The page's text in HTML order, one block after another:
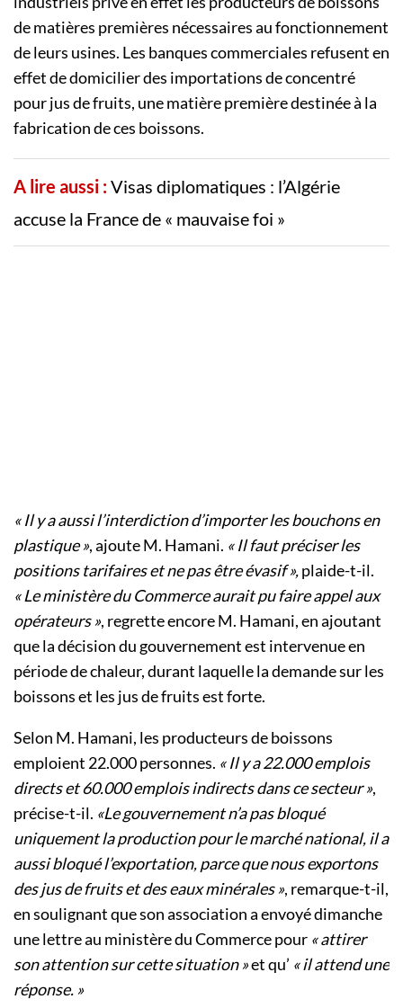
de matières premières nécessaires au fonctionnement
de leurs usines. Les banques commerciales refusent en
effet de domicilier des importations de concentré
pour jus de fruits, une matière première destinée à la
fabrication de ces boissons.
A lire aussi :Visas diplomatiques : l’Algérie
accuse la France de « mauvaise foi »
« Il y a aussi l’interdiction d’importer les bouchons en
plastique », ajoute M. Hamani. « Il faut préciser les
positions tarifaires et ne pas être évasif »,plaide-t-il.
« Le ministère du Commerce aurait pu faire appel aux
opérateurs », regrette encore M. Hamani, en ajoutant
que la décision du gouvernement est intervenue en
période de chaleur, durant laquelle la demande sur les
boissons et les jus de fruits est forte.
Selon M. Hamani, les producteurs de boissons
emploient 22.000 personnes. « Il y a 22.000 emplois
directs et 60.000 emplois indirects dans ce secteur »,
précise-t-il. «Le gouvernement n’a pas bloqué
uniquement la production pour le marché national, il a
aussi bloqué l’exportation, parce que nous exportons
des jus de fruits et des eaux minérales », remarque-t-il,
en soulignant que son association a envoyé dimanche
une lettre au ministère du Commerce pour « attirer
son attention sur cette situation »et qu’ « il attend une
réponse. »